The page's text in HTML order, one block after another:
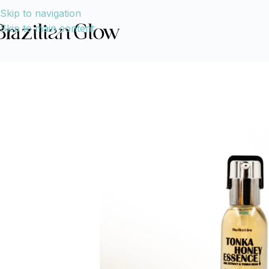
Skip to navigation
Skip to main content